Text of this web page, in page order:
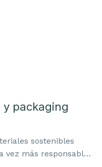
y packaging
sostenibles
vez más responsable,